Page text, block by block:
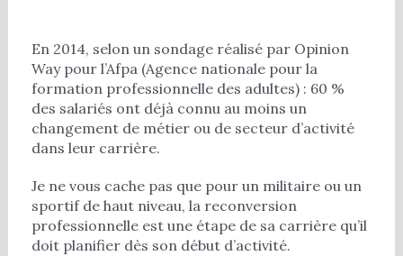
En 2014, selon un sondage réalisé par Opinion
Way pour l’Afpa (Agence nationale pour la
formation professionnelle des adultes) : 60 %
des salariés ont déjà connu au moins un
changement de métier ou de secteur d’activité
dans leur carrière.
Je ne vous cache pas que pour un militaire ou un
sportif de haut niveau, la reconversion
professionnelle est une étape de sa carrière qu’il
doit planifier dès son début d’activité.